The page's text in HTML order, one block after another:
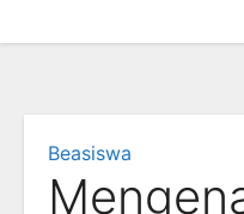
Beasiswa